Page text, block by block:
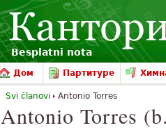
Besplatni nota
Дом Партитуре
Antonio Torres
Svi članovi Antonio Torres